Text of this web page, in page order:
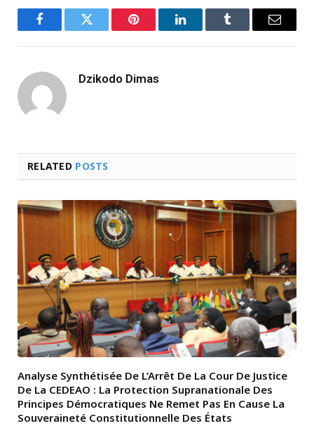
FacebookTwitter Pinterest LinkedInTumblr Email
Dzikodo Dimas
RELATED POSTS
Analyse Synthétisée De L’Arrêt De La Cour De Justice
De La CEDEAO : La Protection Supranationale Des
Principes Démocratiques Ne Remet Pas En Cause La
Souveraineté Constitutionnelle Des États